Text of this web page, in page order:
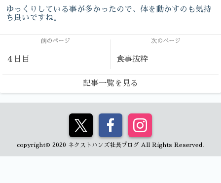
ゆっくりしている事が多かったので、体を動かすのも気持
ち良いですね。
前のページ
４日目
次のページ
食事抜粋
記事一覧を見る
copyright© 2020 ネクストハンズ社長ブログ All Rights Reserved.